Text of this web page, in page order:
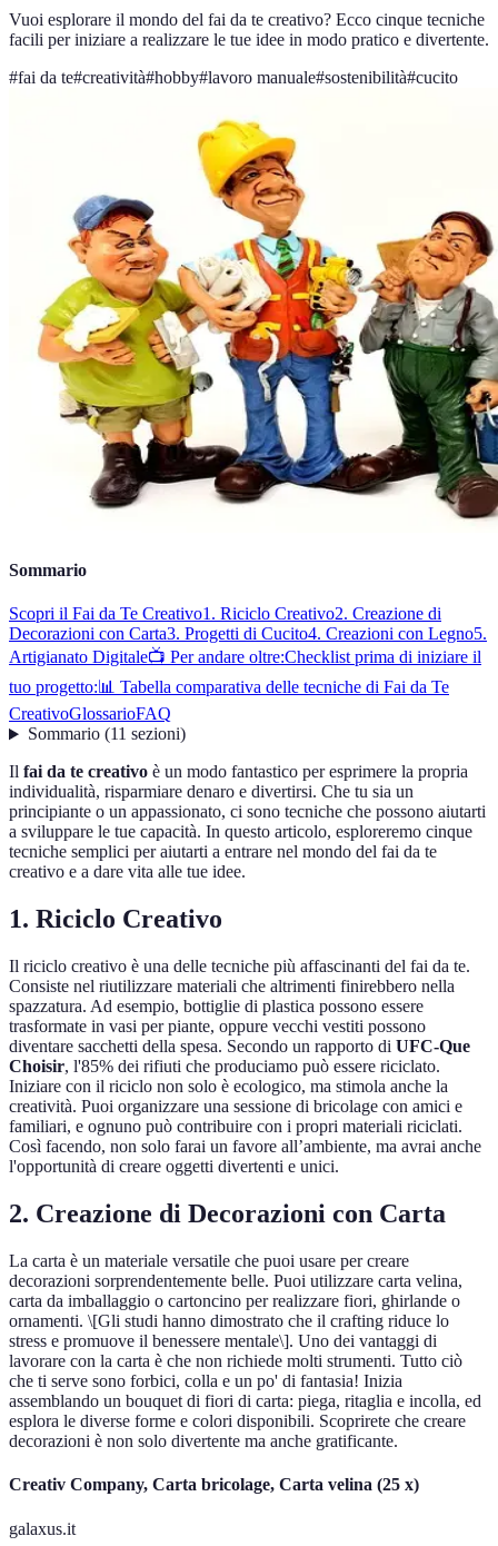
Vuoi esplorare il mondo del fai da te creativo? Ecco cinque tecniche
facili per iniziare a realizzare le tue idee in modo pratico e divertente.
#fai da te#creatività#hobby#lavoro manuale#sostenibilità#cucito
Sommario
Scopri il Fai da Te Creativo1. Riciclo Creativo2. Creazione di
Decorazioni con Carta3. Progetti di Cucito4. Creazioni con Legno5.
Artigianato Digitale📺 Per andare oltre:Checklist prima di iniziare il
tuo progetto:📊 Tabella comparativa delle tecniche di Fai da Te
CreativoGlossarioFAQ
Sommario(11 sezioni)
Il fai da te creativo è un modo fantastico per esprimere la propria
individualità, risparmiare denaro e divertirsi. Che tu sia un
principiante o un appassionato, ci sono tecniche che possono aiutarti
a sviluppare le tue capacità. In questo articolo, esploreremo cinque
tecniche semplici per aiutarti a entrare nel mondo del fai da te
creativo e a dare vita alle tue idee.
1. Riciclo Creativo
Il riciclo creativo è una delle tecniche più affascinanti del fai da te.
Consiste nel riutilizzare materiali che altrimenti finirebbero nella
spazzatura. Ad esempio, bottiglie di plastica possono essere
trasformate in vasi per piante, oppure vecchi vestiti possono
diventare sacchetti della spesa. Secondo un rapporto di UFC-Que
Choisir, l'85% dei rifiuti che produciamo può essere riciclato.
Iniziare con il riciclo non solo è ecologico, ma stimola anche la
creatività. Puoi organizzare una sessione di bricolage con amici e
familiari, e ognuno può contribuire con i propri materiali riciclati.
Così facendo, non solo farai un favore all’ambiente, ma avrai anche
l'opportunità di creare oggetti divertenti e unici.
2. Creazione di Decorazioni con Carta
La carta è un materiale versatile che puoi usare per creare
decorazioni sorprendentemente belle. Puoi utilizzare carta velina,
carta da imballaggio o cartoncino per realizzare fiori, ghirlande o
ornamenti. \[Gli studi hanno dimostrato che il crafting riduce lo
stress e promuove il benessere mentale\]. Uno dei vantaggi di
lavorare con la carta è che non richiede molti strumenti. Tutto ciò
che ti serve sono forbici, colla e un po' di fantasia! Inizia
assemblando un bouquet di fiori di carta: piega, ritaglia e incolla, ed
esplora le diverse forme e colori disponibili. Scoprirete che creare
decorazioni è non solo divertente ma anche gratificante.
Creativ Company, Carta bricolage, Carta velina (25 x)
galaxus.it